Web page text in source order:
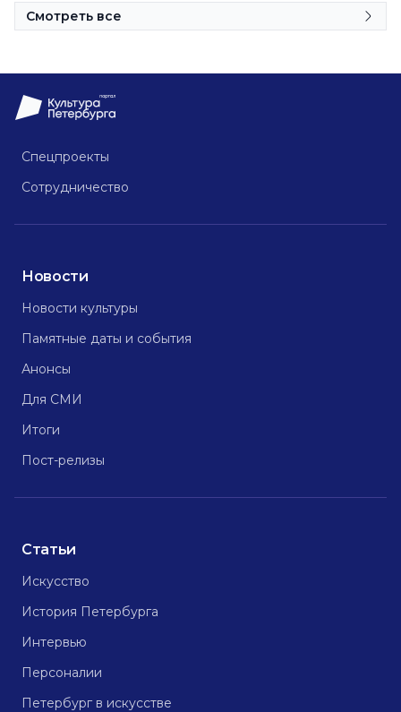
Смотреть все
Спецпроекты
Сотрудничество
Новости
Новости культуры
Памятные даты и события
Анонсы
Для СМИ
Итоги
Пост-релизы
Статьи
Искусство
История Петербурга
Интервью
Персоналии
Петербург в искусстве